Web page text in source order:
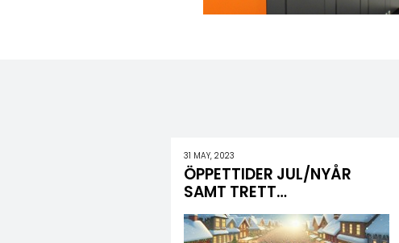
31 MAY, 2023
ÖPPETTIDER JUL/NYÅR
SAMT TRETT…